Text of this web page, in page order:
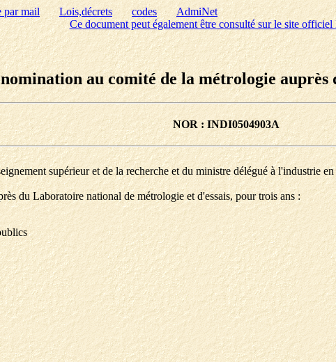
par mail Lois,décrets codes
AdmiNet
Ce document peut également être consulté sur le site
au comité de la métrologie
NOR : INDI0504903A
supérieur et de la recherche et du ministre délégué à l'industrie
du Laboratoire national de métrologie et d'essais, pour trois ans :